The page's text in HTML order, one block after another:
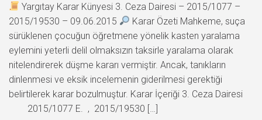
Yargıtay Karar Künyesi 3. Ceza Dairesi – 2015/1077 –
2015/19530 – 09.06.2015
Karar Özeti Mahkeme, suça
sürüklenen çocuğun öğretmene yönelik kasten yaralama
eylemini yeterli delil olmaksızın taksirle yaralama olarak
nitelendirerek düşme kararı vermiştir. Ancak, tanıkların
dinlenmesi ve eksik incelemenin giderilmesi gerektiği
belirtilerek karar bozulmuştur. Karar İçeriği 3. Ceza Dairesi
2015/1077 E. , 2015/19530 […]